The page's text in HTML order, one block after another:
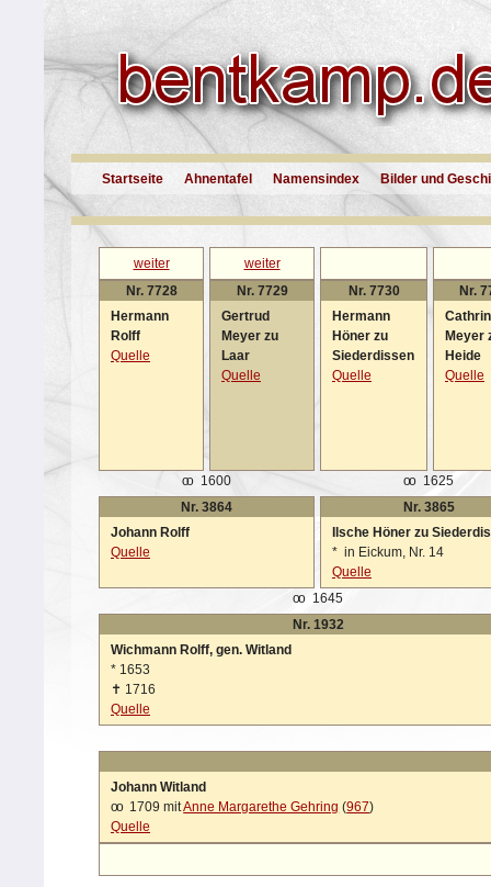
Startseite Ahnentafel Namensindex Bilder und
weiter
weiter
Nr. 7728
Hermann
Rolff
Quelle
Nr. 7729
Gertrud
Meyer zu
Laar
Quelle
Nr. 7730
Hermann
Höner zu
Siederdissen
Quelle
Nr.
Meyer
Heide
Quelle
oo 1600 oo
1625
Nr. 3864
Johann Rolff
Quelle
Nr. 3865
Ilsche Höner zu
* in Eickum, Nr. 14
Quelle
oo
1645
Nr. 1932
Wichmann Rolff, gen. Witland
* 1653
✝ 1716
Quelle
Johann Witland
oo
1709 mitAnne Margarethe Gehring (967)
Quelle